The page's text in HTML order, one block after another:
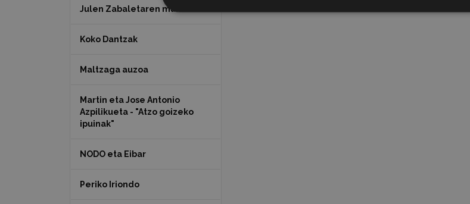
Julen Zabaletaren marrazkiak
Koko Dantzak
Maltzaga auzoa
Martin eta Jose Antonio
Azpilikueta - "Atzo goizeko
ipuinak"
NODO eta Eibar
Periko Iriondo